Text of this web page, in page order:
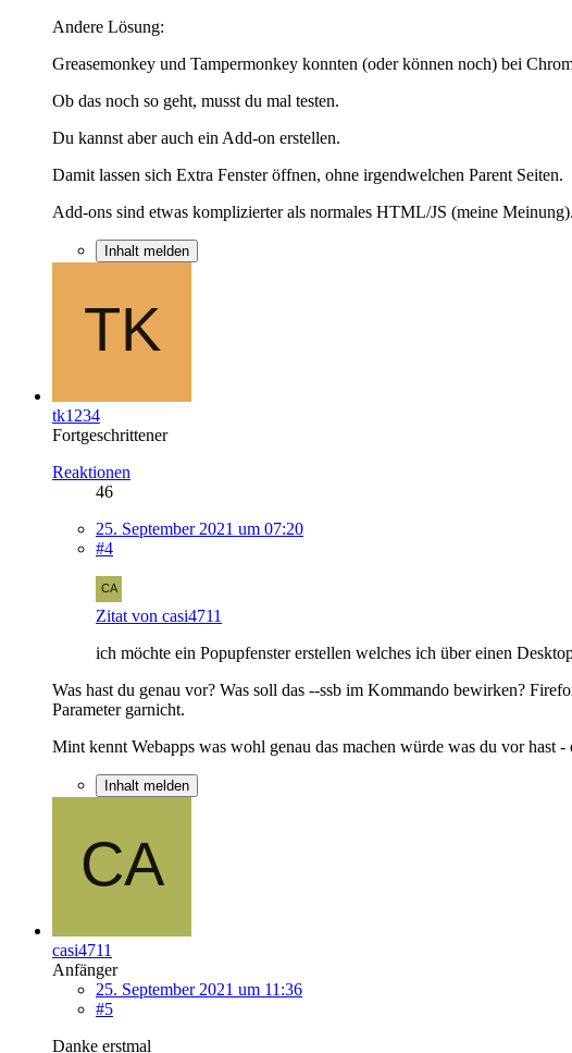
Andere Lösung:
Greasemonkey und Tampermonkey konnten (oder können noch) bei
Ob das noch so geht, musst du mal testen.
Du kannst aber auch ein Add-on erstellen.
Damit lassen sich Extra Fenster öffnen, ohne irgendwelchen Parent Seiten.
Add-ons sind etwas komplizierter als normales HTML/JS (meine Meinung).
Inhalt melden
tk1234
Fortgeschrittener
Reaktionen
46
25. September 2021 um 07:20
#4
Zitat von casi4711
ich möchte ein Popupfenster erstellen welches ich über einen
Was hast du genau vor? Was soll das --ssb im Kommando bewirken?
Parameter garnicht.
Mint kennt Webapps was wohl genau das machen würde was du vor hast
Inhalt melden
casi4711
Anfänger
25. September 2021 um 11:36
#5
Danke erstmal